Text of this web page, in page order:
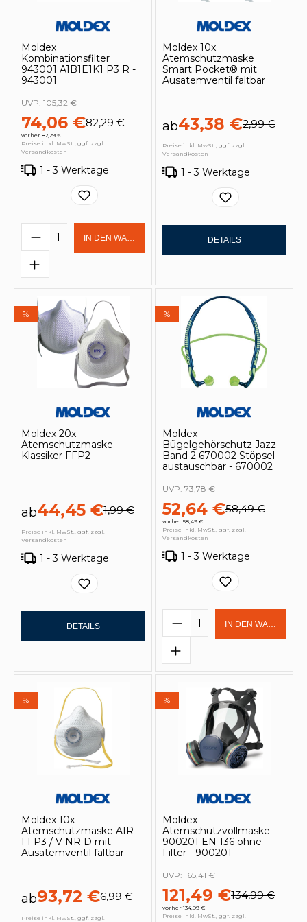
Moldex
Kombinationsfilter
943001 A1B1E1K1 P3 R -
943001
74,06 €82,29 €
vorher 82,29 €
UVP: 105,32 €
Preise inkl. MwSt., ggf. zzgl.
Versandkosten
1 - 3 Werktage
Produkt Anzahl: Gib den
IN DEN WARENKORB
Moldex 10x
Atemschutzmaske
Smart Pocket® mit
Ausatemventil faltbar
ab43,38 €2,99 €
Preise inkl. MwSt., ggf. zzgl.
Versandkosten
1 - 3 Werktage
DETAILS
%
Moldex 20x
Atemschutzmaske
Klassiker FFP2
ab44,45 €1,99 €
Preise inkl. MwSt., ggf. zzgl.
Versandkosten
1 - 3 Werktage
DETAILS
%
Moldex
Bügelgehörschutz Jazz
Band 2 670002 Stöpsel
austauschbar - 670002
52,64 €58,49 €
vorher 58,49 €
UVP: 73,78 €
Preise inkl. MwSt., ggf. zzgl.
Versandkosten
1 - 3 Werktage
Produkt Anzahl:
IN DEN
%
Moldex 10x
Atemschutzmaske AIR
FFP3 / V NR D mit
Ausatemventil faltbar
ab93,72 €6,99 €
Preise inkl. MwSt., ggf. zzgl.
%
Moldex
Atemschutzvollmaske
900201 EN 136 ohne
Filter - 900201
121,49 €134,99 €
vorher 134,99 €
UVP: 165,41 €
Preise inkl. MwSt., ggf. zzgl.